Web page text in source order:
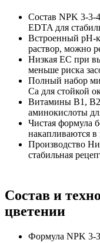
Состав NPK 3-3-
EDTA для
Встроенный pH-
раствор, можно
Низкая EC при
меньше риска
Полный набор
Ca для стойкой
Витамины B1,
аминокислоты
Чистая формула
накапливаются в
Производство
стабильная
Состав и
цветении
Формула NPK 3-